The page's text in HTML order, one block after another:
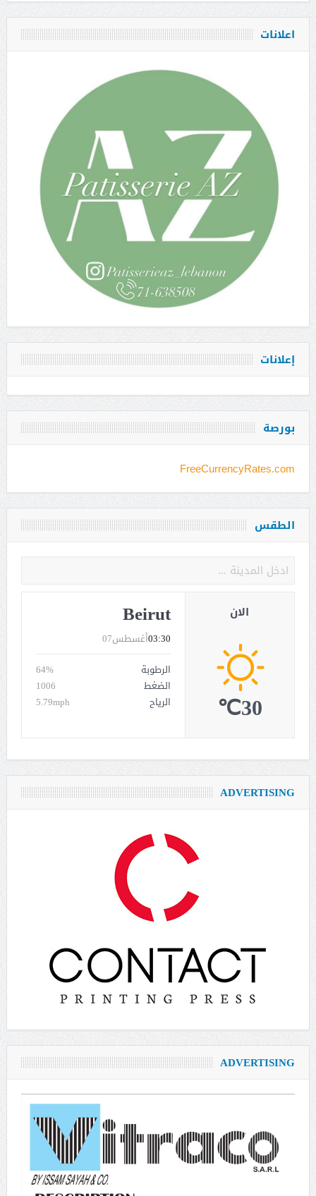
اعلانات
إعلانات
بورصة
FreeCurrencyRates.com
الطقس
Beirut
أغسطس0703:30
الرطوبة
64%
الضغط
1006
الرياح
5.79mph
الان
30℃
ADVERTISING
ADVERTISING